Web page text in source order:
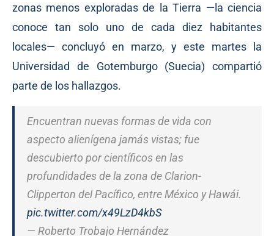
zonas menos exploradas de la Tierra —la ciencia
conoce tan solo uno de cada diez habitantes
locales— concluyó en marzo, y este martes la
Universidad de Gotemburgo (Suecia) compartió
parte de los hallazgos.
Encuentran nuevas formas de vida con
aspecto alienígena jamás vistas; fue
descubierto por científicos en las
profundidades de la zona de Clarion-
Clipperton del Pacífico, entre México y Hawái.
pic.twitter.com/x49LzD4kbS
— Roberto Trobajo Hernández